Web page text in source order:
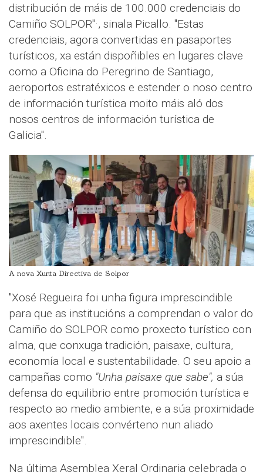
distribución de máis de 100.000 credenciais do
Camiño SOLPOR"·, sinala Picallo. "Estas
credenciais, agora convertidas en pasaportes
turísticos, xa están dispoñibles en lugares clave
como a Oficina do Peregrino de Santiago,
aeroportos estratéxicos e estender o noso centro
de información turística moito máis aló dos
nosos centros de información turística de
Galicia".
A nova Xunta Directiva de Solpor
"Xosé Regueira foi unha figura imprescindible
para que as institucións a comprendan o valor do
Camiño do SOLPOR como proxecto turístico con
alma, que conxuga tradición, paisaxe, cultura,
economía local e sustentabilidade. O seu apoio a
campañas como "Unha paisaxe que sabe", a súa
defensa do equilibrio entre promoción turística e
respecto ao medio ambiente, e a súa proximidade
aos axentes locais convérteno nun aliado
imprescindible".
Na última Asemblea Xeral Ordinaria celebrada o